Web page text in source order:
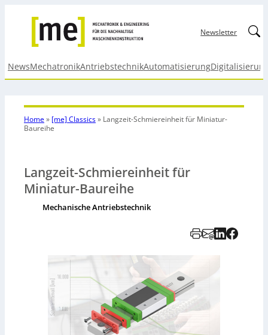
Newsletter
NewsMechatronikAntriebstechnikAutomatisierung
Home» [me] Classics» Langzeit-Schmiereinheit für Miniatur-
Baureihe
Langzeit-Schmiereinheit für
Miniatur-Baureihe
Mechanische Antriebstechnik